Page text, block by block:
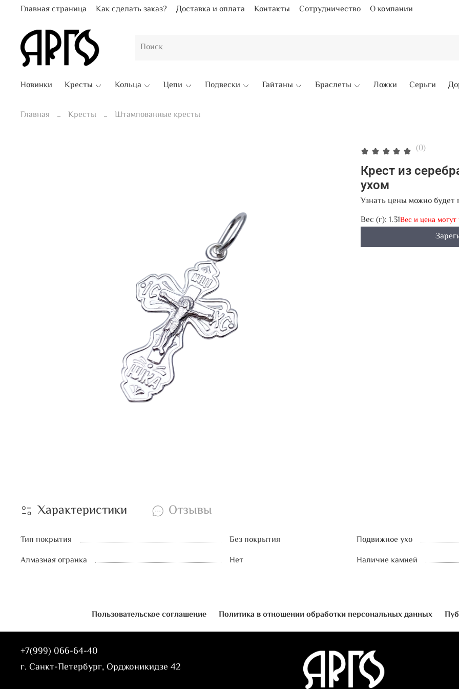
Главная страница Как сделать заказ? Доставка и оплата Контакты Сотрудничество О компании
Новинки Кресты Кольца Цепи Подвески Гайтаны Браслеты Ложки Серьги
Главная Кресты Штампованные кресты
(0)
Крест из
ухом
Узнать цены можно будет
Вес (г): 1.31Вес и цена
Характеристики Отзывы
Тип покрытия Без покрытия Подвижное ухо
Алмазная огранка
Нет Наличие камней
Пользовательское соглашение Политика в отношении обработки персональных данных
+7(999) 066-64-40
г. Санкт-Петербург, Орджоникидзе 42